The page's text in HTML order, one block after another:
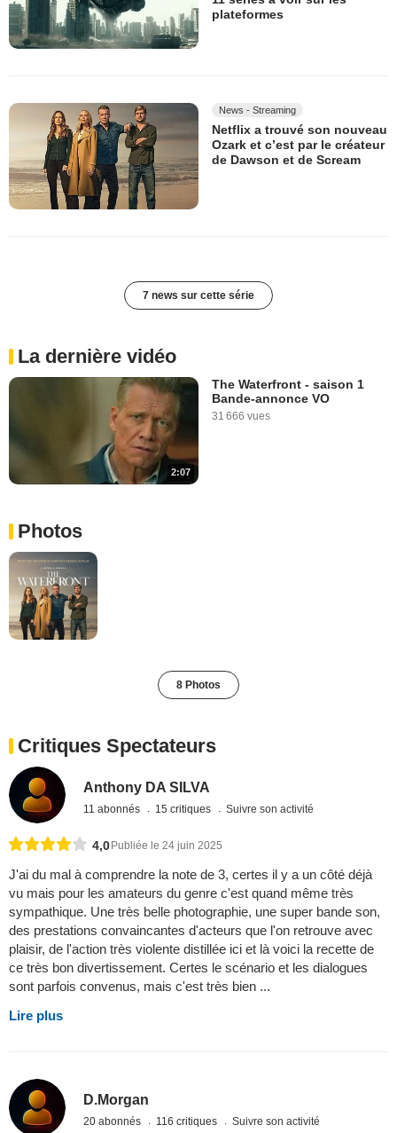
plateformes
News - Streaming
Netflix a trouvé son nouveau
Ozark et c’est par le créateur
de Dawson et de Scream
7 news sur cette série
La dernière vidéo
2:07
The Waterfront - saison 1
Bande-annonce VO
31 666 vues
Photos
8 Photos
Critiques Spectateurs
Anthony DA SILVA
11 abonnés 15 critiques Suivre son activité
4,0 Publiée le 24 juin 2025
J'ai du mal à comprendre la note de 3, certes il y a un côté déjà
vu mais pour les amateurs du genre c'est quand même très
sympathique. Une très belle photographie, une super bande son,
des prestations convaincantes d'acteurs que l'on retrouve avec
plaisir, de l'action très violente distillée ici et là voici la recette de
ce très bon divertissement. Certes le scénario et les dialogues
sont parfois convenus, mais c'est très bien ...
Lire plus
D.Morgan
20 abonnés 116 critiques Suivre son activité